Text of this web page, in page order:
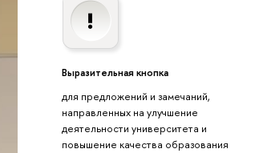
Выразительная кнопка
для предложений и замечаний,
направленных на улучшение
деятельности университета и
повышение качества образования